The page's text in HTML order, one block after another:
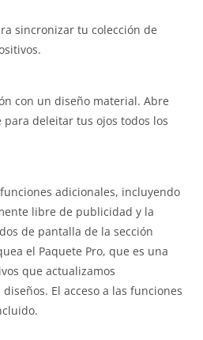
sincronizar tu colección de
con un diseño material. Abre
deleitar tus ojos todos los
adicionales, incluyendo
libre de publicidad y la
de pantalla de la sección
el Paquete Pro, que es una
que actualizamos
El acceso a las funciones